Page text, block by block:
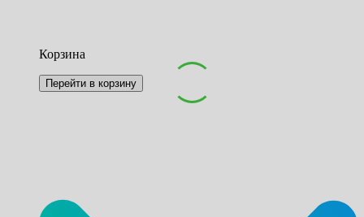
Корзина
Перейти в корзину